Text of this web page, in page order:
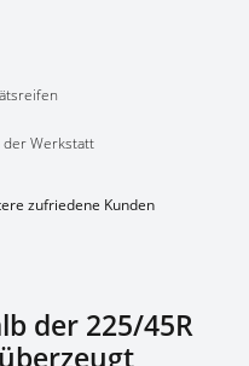
der Werkstatt
zufriedene Kunden
der 225/45R